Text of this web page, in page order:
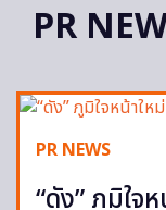
PR
PR NEWS
“ดัง” ภูมิใจ